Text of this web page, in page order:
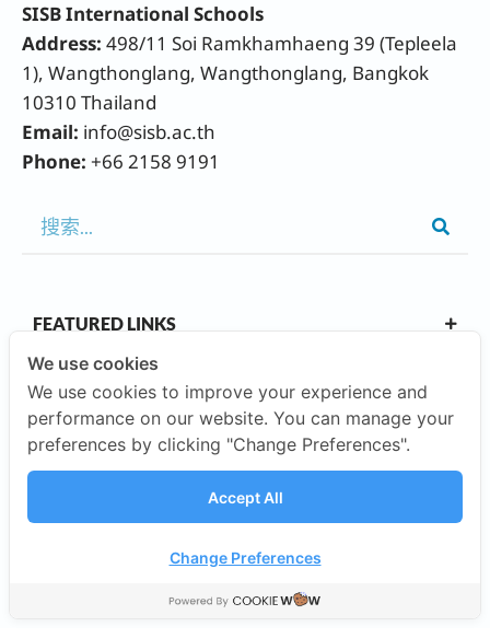
SISB International Schools
Address:498/11 Soi Ramkhamhaeng 39 (Tepleela
1), Wangthonglang, Wangthonglang, Bangkok
10310 Thailand
Email: info@sisb.ac.th
Phone: +66 2158 9191
FEATURED LINKS
OUR CAMPUSES
We use cookies
We use cookies to improve your experience and
performance on our website. You can manage your
preferences by clicking "Change Preferences".
Accept All
Change Preferences